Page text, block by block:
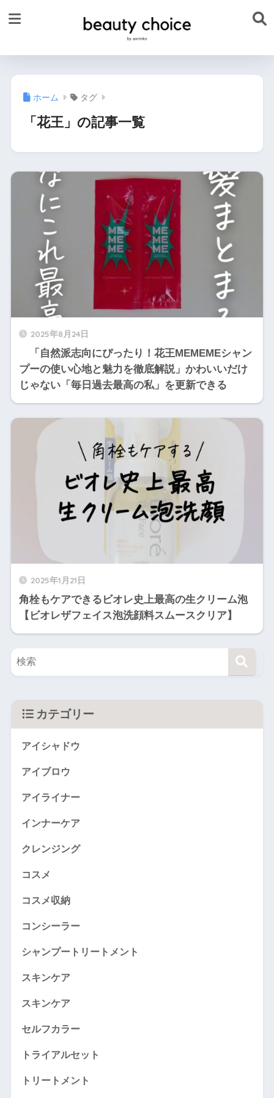
ホーム タグ
「花王」の記事一覧
2025年8月24日
「自然派志向にぴったり！花王MEMEMEシャン
プーの使い心地と魅力を徹底解説」かわいいだけ
じゃない「毎日過去最高の私」を更新できる
2025年1月21日
角栓もケアできるビオレ史上最高の生クリーム泡
【ビオレザフェイス泡洗顔料スムースクリア】
カテゴリー
アイシャドウ
アイブロウ
アイライナー
インナーケア
クレンジング
コスメ
コスメ収納
コンシーラー
シャンプートリートメント
スキンケア
スキンケア
セルフカラー
トライアルセット
トリートメント